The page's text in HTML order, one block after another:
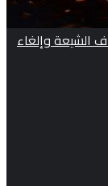
الشيعة وإلغاء